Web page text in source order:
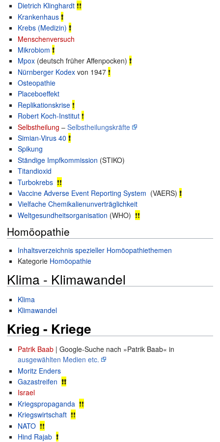
Dietrich Klinghardt ❗❗
Krankenhaus ❗
Krebs (Medizin) ❗
Menschenversuch
Mikrobiom ❗
Mpox (deutsch früher Affenpocken) ❗
Nürnberger Kodex von 1947 ❗
Osteopathie
Placeboeffekt
Replikationskrise ❗
Robert Koch-Institut ❗
Selbstheilung –Selbstheilungskräfte
Simian-Virus 40 ❗
Spikung
Ständige Impfkommission (STIKO)
Titandioxid‎‎
Turbokrebs ❗❗
Vaccine Adverse Event Reporting System (VAERS) ❗
Vielfache Chemikalienunverträglichkeit
Weltgesundheitsorganisation (WHO) ❗❗
Homöopathie
Inhaltsverzeichnis spezieller Homöopathiethemen
Kategorie Homöopathie
Klima - Klimawandel
Klima
Klimawandel
Krieg - Kriege
Patrik Baab | Google-Suche nach »Patrik Baab« in
ausgewählten Medien etc.
Moritz Enders
Gazastreifen ❗❗
Israel
Kriegspropaganda ❗❗
Kriegswirtschaft ❗❗
NATO ❗❗
Hind Rajab ❗